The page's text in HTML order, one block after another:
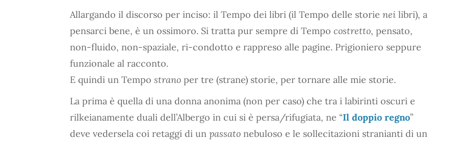
Allargando il discorso per inciso: il Tempo dei libri (il Tempo delle storie nei libri), a
pensarci bene, è un ossimoro. Si tratta pur sempre di Tempo costretto, pensato,
non-fluido, non-spaziale, ri-condotto e rappreso alle pagine. Prigioniero seppure
funzionale al racconto.
E quindi un Tempo strano per tre (strane) storie, per tornare alle mie storie.
La prima è quella di una donna anonima (non per caso) che tra i labirinti oscuri e
rilkeianamente duali dell’Albergo in cui si è persa/rifugiata, ne “Il doppio regno”
deve vedersela coi retaggi di un passato nebuloso e le sollecitazioni stranianti di un